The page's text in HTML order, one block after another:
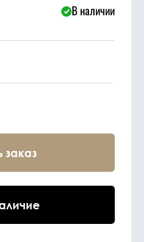
В наличии